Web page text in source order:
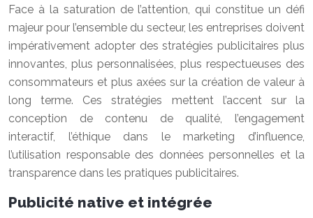
Face à la saturation de l’attention, qui constitue un défi
majeur pour l’ensemble du secteur, les entreprises doivent
impérativement adopter des stratégies publicitaires plus
innovantes, plus personnalisées, plus respectueuses des
consommateurs et plus axées sur la création de valeur à
long terme. Ces stratégies mettent l’accent sur la
conception de contenu de qualité, l’engagement
interactif, l’éthique dans le marketing d’influence,
l’utilisation responsable des données personnelles et la
transparence dans les pratiques publicitaires.
Publicité native et intégrée